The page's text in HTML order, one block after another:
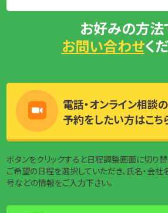
お好みの方法
お問い合わせく
電話・オンライン相談の
予約をしたい方はこち
ボタンをクリックすると日程調整画面に切り替
ご希望の日程を選択していただき、氏名・会社
号などの情報をご入力下さい。